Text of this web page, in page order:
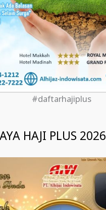
#daftarhajiplus
HAJI PLUS